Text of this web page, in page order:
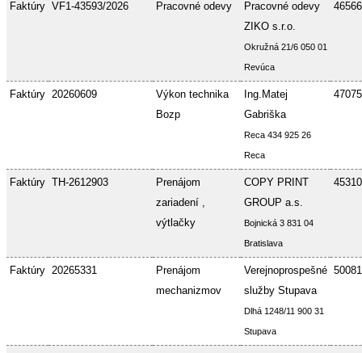
Faktúry VF1-43593/2026 Pracovné odevy
Pracovné odevy
ZIKO s.r.o.
Okružná 21/6 050 01
Revúca
Faktúry 20260609
Výkon technika
Bozp
Ing.Matej
Gabriška
Reca 434 925 26
Reca
Faktúry TH-2612903
Prenájom
zariadení ,
výtlačky
COPY PRINT
GROUP a.s.
Bojnická 3 831 04
Bratislava
Faktúry 20265331
Prenájom
mechanizmov
Verejnoprospešné
služby Stupava
Dlhá 1248/11 900 31
Stupava